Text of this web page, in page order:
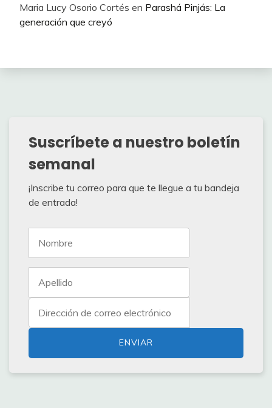
Maria Lucy Osorio Cortés en Parashá Pinjás: La
generación que creyó
Suscríbete a nuestro boletín
semanal
¡Inscribe tu correo para que te llegue a tu bandeja
de entrada!